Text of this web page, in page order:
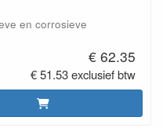
en corrosieve
€ 62.35
€ 51.53 exclusief btw